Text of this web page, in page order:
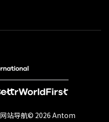
网站导航© 2026 Antom